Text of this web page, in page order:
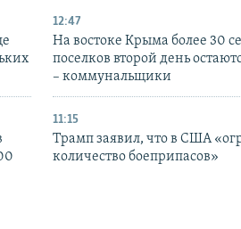
12:47
На востоке Крыма более 30
поселков второй день
– коммунальщики
11:15
Трамп заявил, что в США
количество боеприпасов»